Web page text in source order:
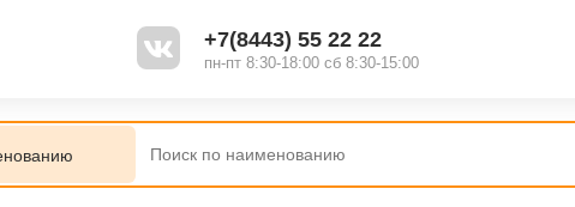
+7(8443) 55 22 22
пн-пт 8:30-18:00 сб 8:30-15:00